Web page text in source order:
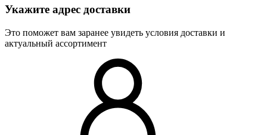
Укажите адрес доставки
Это поможет вам заранее увидеть условия доставки и
актуальный ассортимент